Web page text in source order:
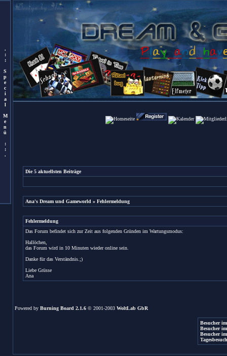
.
:
:
S
p
e
c
i
a
l
M
e
n
ü
:
:
.
Die 5 aktuellsten Beiträge
Ana's Dream und Gameworld » Fehlermeldung
Fehlermeldung
Das Forum befindet sich zur Zeit aus folgenden Gründen im Wartungsmodus:
Hallöchen,
das Forum wird in 10 Minuten wieder online sein.
Danke für das Verständnis.;)
Liebe Grüsse
Ana
Powered by Burning Board 2.1.6© 2001-2003 WoltLab GbR
Besucher
Besucher
Besucher